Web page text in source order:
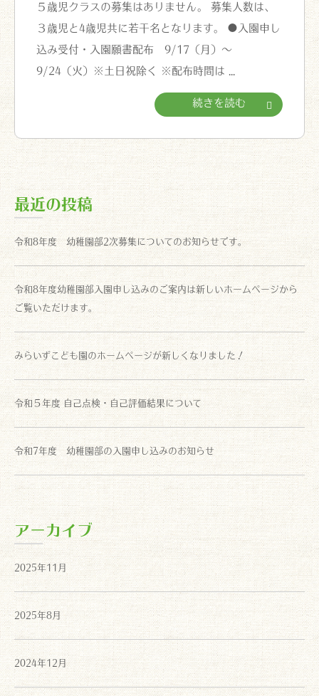
５歳児クラスの募集はありません。 募集人数は、
３歳児と4歳児共に若干名となります。 ●入園申し
込み受付・入園願書配布 9/17（月）～
9/24（火）※土日祝除く ※配布時間は
続きを読む
最近の投稿
令和8年度 幼稚園部2次募集についてのお知らせです。
令和8年度幼稚園部入園申し込みのご案内は新しいホームページから
ご覧いただけます。
みらいずこども園のホームページが新しくなりました！
令和５年度 自己点検・自己評価結果について
令和7年度 幼稚園部の入園申し込みのお知らせ
アーカイブ
2025年11月
2025年8月
2024年12月